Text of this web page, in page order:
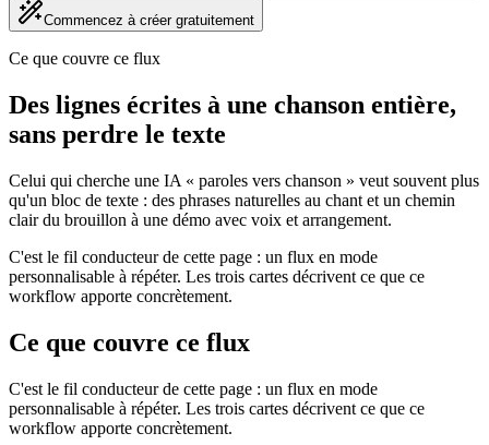
Commencez à créer gratuitement
Ce que couvre ce flux
Des lignes écrites à une chanson entière,
sans perdre le texte
Celui qui cherche une IA « paroles vers chanson » veut souvent plus
qu'un bloc de texte : des phrases naturelles au chant et un chemin
clair du brouillon à une démo avec voix et arrangement.
C'est le fil conducteur de cette page : un flux en mode
personnalisable à répéter. Les trois cartes décrivent ce que ce
workflow apporte concrètement.
Ce que couvre ce flux
C'est le fil conducteur de cette page : un flux en mode
personnalisable à répéter. Les trois cartes décrivent ce que ce
workflow apporte concrètement.